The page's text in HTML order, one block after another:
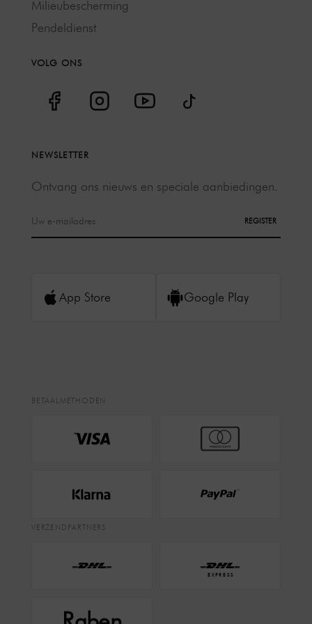
Milieubescherming
Pendeldienst
VOLG ONS
NEWSLETTER
Ontvang ons nieuws en speciale aanbiedingen.
REGISTER
App Store Google Play
BETAALMETHODEN
VERZENDPARTNERS
EXPRESS